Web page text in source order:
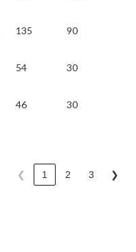
135 90
54 30
46 30
❮ 1 2 3 ❯